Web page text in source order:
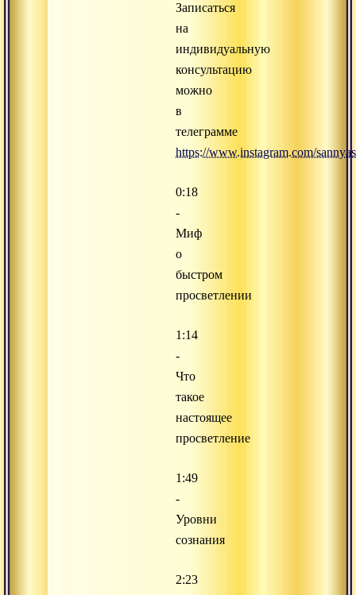
Записаться
на
индивидуальную
консультацию
можно
в
телеграмме
https://www.instagram.com/
0:18
-
Миф
о
быстром
просветлении
1:14
-
Что
такое
настоящее
просветление
1:49
-
Уровни
сознания
2:23